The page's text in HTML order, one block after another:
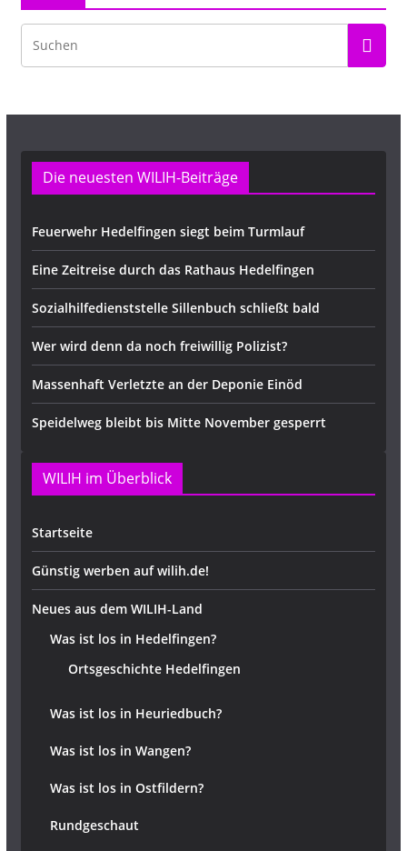
Die neuesten WILIH-Beiträge
Feuerwehr Hedelfingen siegt beim Turmlauf
Eine Zeitreise durch das Rathaus Hedelfingen
Sozialhilfedienststelle Sillenbuch schließt bald
Wer wird denn da noch freiwillig Polizist?
Massenhaft Verletzte an der Deponie Einöd
Speidelweg bleibt bis Mitte November gesperrt
WILIH im Überblick
Startseite
Günstig werben auf wilih.de!
Neues aus dem WILIH-Land
Was ist los in Hedelfingen?
Ortsgeschichte Hedelfingen
Was ist los in Heuriedbuch?
Was ist los in Wangen?
Was ist los in Ostfildern?
Rundgeschaut